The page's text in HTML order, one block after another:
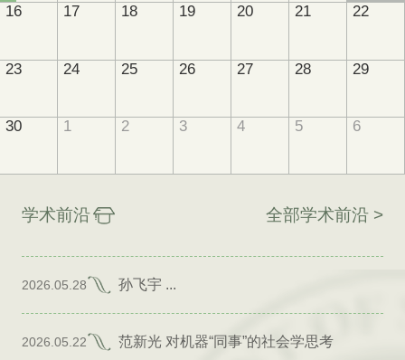
16 17 18 19 20 21 22
23 24 25 26 27 28 29
30 1 2 3 4 5 6
学术前沿 全部学术前沿 >
2026.05.28 孙飞宇 ...
2026.05.22 范新光 对机器“同事”的社会学思考